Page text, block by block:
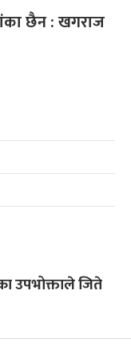
छैन : खगराज
उपभोक्ताले जिते